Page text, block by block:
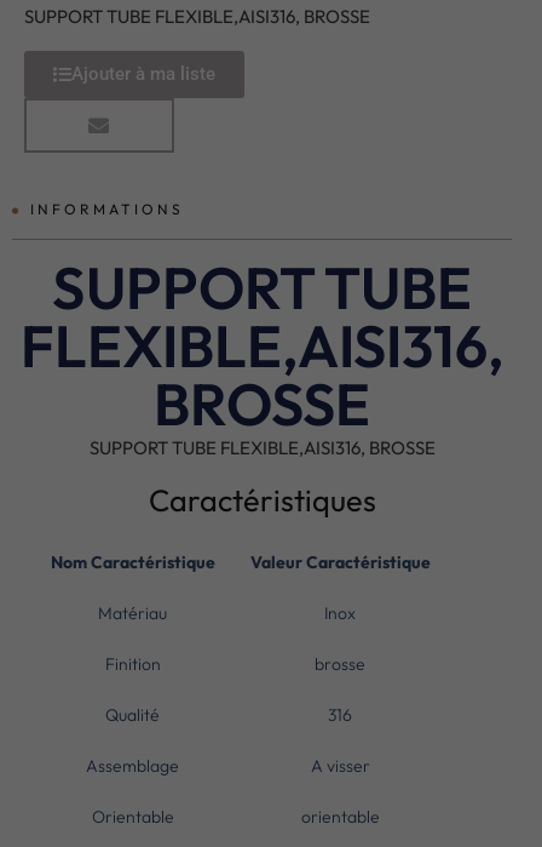
SUPPORT TUBE FLEXIBLE,AISI316, BROSSE
Ajouter à ma liste
INFORMATIONS
SUPPORT TUBE
FLEXIBLE,AISI316,
BROSSE
SUPPORT TUBE FLEXIBLE,AISI316, BROSSE
Caractéristiques
Nom Caractéristique Valeur Caractéristique
Matériau Inox
Finition brosse
Qualité 316
Assemblage A visser
Orientable orientable